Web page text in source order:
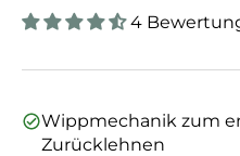
4
Wippmechanik zum
Zurücklehnen